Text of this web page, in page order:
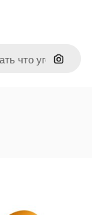
Поиск